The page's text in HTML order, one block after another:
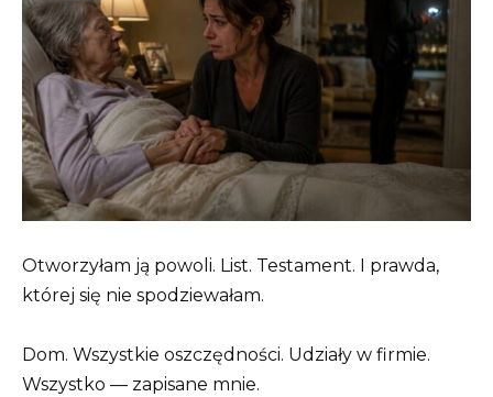
Otworzyłam ją powoli. List. Testament. I prawda,
której się nie spodziewałam.
Dom. Wszystkie oszczędności. Udziały w firmie.
Wszystko — zapisane mnie.